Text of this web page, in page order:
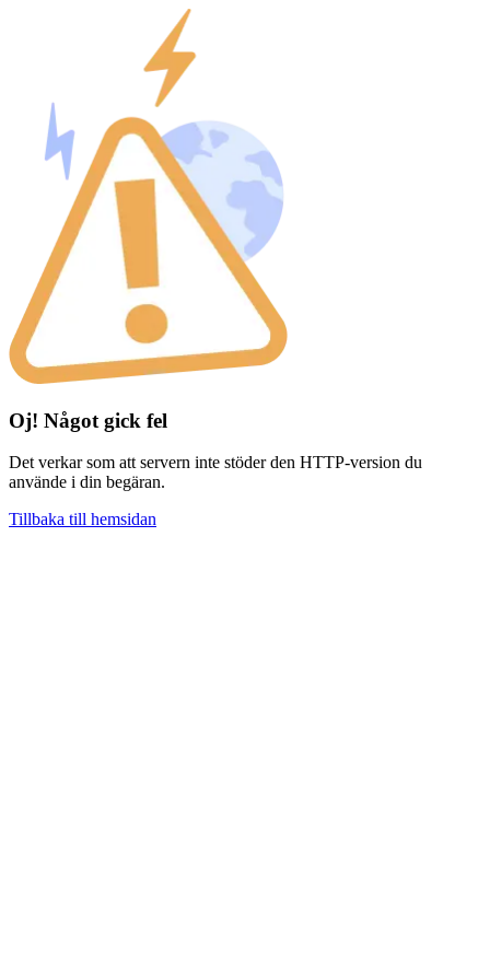
Oj! Något gick fel
Det verkar som att servern inte stöder den HTTP-version du
använde i din begäran.
Tillbaka till hemsidan